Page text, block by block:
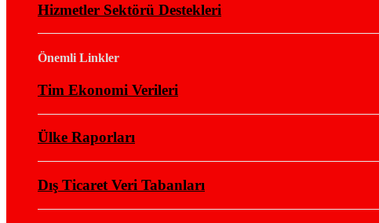
Hizmetler Sektörü Destekleri
Önemli Linkler
Tim Ekonomi Verileri
Ülke Raporları
Dış Ticaret Veri Tabanları